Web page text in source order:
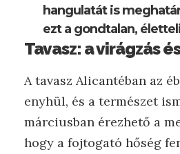
hangulatát is
ezt a gondtalan,
Tavasz: a virágzás
A tavasz Alicantéban az
enyhül, és a természet
márciusban érezhető a
hogy a fojtogató hőség